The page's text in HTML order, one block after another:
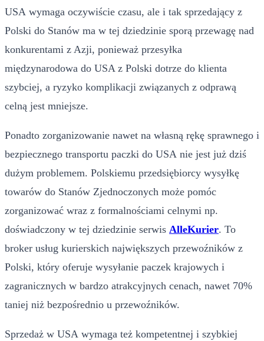
USA wymaga oczywiście czasu, ale i tak sprzedający z
Polski do Stanów ma w tej dziedzinie sporą przewagę nad
konkurentami z Azji, ponieważ przesyłka
międzynarodowa do USA z Polski dotrze do klienta
szybciej, a ryzyko komplikacji związanych z odprawą
celną jest mniejsze.
Ponadto zorganizowanie nawet na własną rękę sprawnego i
bezpiecznego transportu paczki do USA nie jest już dziś
dużym problemem. Polskiemu przedsiębiorcy wysyłkę
towarów do Stanów Zjednoczonych może pomóc
zorganizować wraz z formalnościami celnymi np.
doświadczony w tej dziedzinie serwis AlleKurier. To
broker usług kurierskich największych przewoźników z
Polski, który oferuje wysyłanie paczek krajowych i
zagranicznych w bardzo atrakcyjnych cenach, nawet 70%
taniej niż bezpośrednio u przewoźników.
Sprzedaż w USA wymaga też kompetentnej i szybkiej